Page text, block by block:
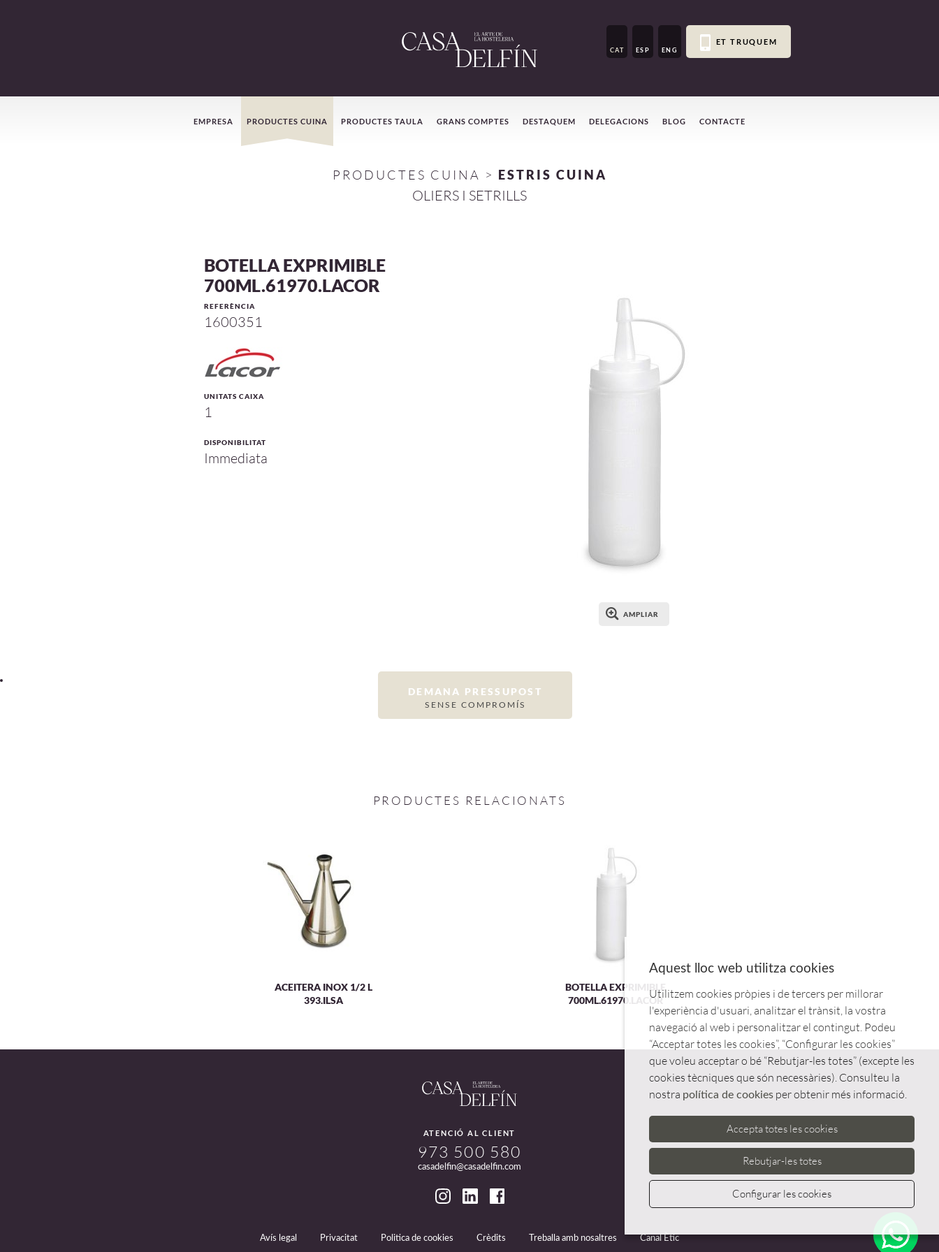
CAT ESP ENG
ET TRUQUEM
MenúEMPRESA PRODUCTES CUINA PRODUCTES TAULA GRANS COMPTES DESTAQUEM DELEGACIONS BLOG CONTACTE
PRODUCTES CUINA > ESTRIS CUINA
OLIERS I SETRILLS
BOTELLA EXPRIMIBLE
700ML.61970.LACOR
REFERÈNCIA
1600351
UNITATS CAIXA
1
DISPONIBILITAT
Immediata
AMPLIAR
DEMANA PRESSUPOST
SENSE COMPROMÍS
PRODUCTES RELACIONATS
ACEITERA INOX 1/2 L
393.ILSA
BOTELLA EXPRIMIBLE
700ML.61970.LACOR
ATENCIÓ AL CLIENT
973 500 580
casadelfin@casadelfin.com
Avís legal Privacitat Politica de cookies Crèdits Treballa amb nosaltres Canal Ètic
Aquest lloc web utilitza cookies
Utilitzem cookies pròpies i de tercers per millorar
l'experiència d'usuari, analitzar el trànsit, la vostra
navegació al web i personalitzar el contingut. Podeu
“Acceptar totes les cookies”, “Configurar les cookies”
que voleu acceptar o bé “Rebutjar-les totes” (excepte les
cookies tècniques que són necessàries). Consulteu la
nostra política de cookies per obtenir més informació.
Accepta totes les cookies
Rebutjar-les totes
Configurar les cookies